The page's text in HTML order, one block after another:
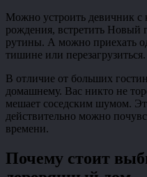
Можно устроить девичник с
рождения, встретить Новый
рутины. А можно приехать
тишине или перезагрузиться.
В отличие от больших
домашнему. Вас никто не
мешает соседским шумом.
действительно можно
времени.
Почему стоит